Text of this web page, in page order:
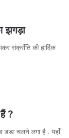
झगड़ा
संक्राँति की हार्दिक
?
डंडा चलने लगा है . यहॉं